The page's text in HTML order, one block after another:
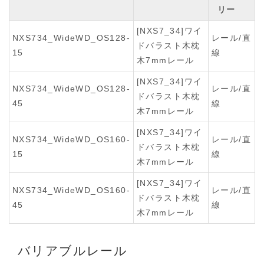
リー
NXS734_WideWD_OS128-
15
[NXS7_34]ワイ
ドバラスト木枕
木7mmレール
レール/直
線
NXS734_WideWD_OS128-
45
[NXS7_34]ワイ
ドバラスト木枕
木7mmレール
レール/直
線
NXS734_WideWD_OS160-
15
[NXS7_34]ワイ
ドバラスト木枕
木7mmレール
レール/直
線
NXS734_WideWD_OS160-
45
[NXS7_34]ワイ
ドバラスト木枕
木7mmレール
レール/直
線
バリアブルレール